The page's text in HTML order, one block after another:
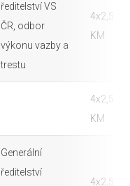
ředitelství VS
ČR, odbor
výkonu vazby a
trestu
4x2,5
KM
4x2,5
KM
Generální
ředitelství
4x2,5